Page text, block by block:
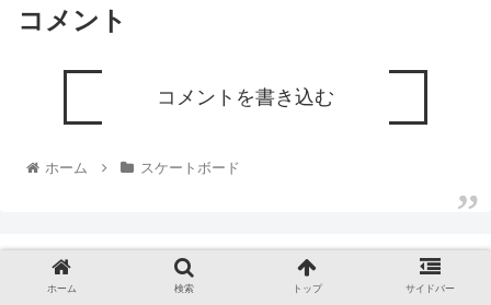
コメント
コメントを書き込む
ホーム スケートボード
厳選マンのおすすめ
ホーム 検索 トップ サイドバー